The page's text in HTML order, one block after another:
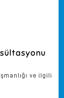
ve ilgili